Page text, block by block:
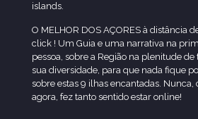
islands.
O MELHOR DOS AÇORES à distância
click ! Um Guia e uma narrativa na
pessoa, sobre a Região na plenitude de
sua diversidade, para que nada fique
sobre estas 9 ilhas encantadas. Nunca,
agora, fez tanto sentido estar online!